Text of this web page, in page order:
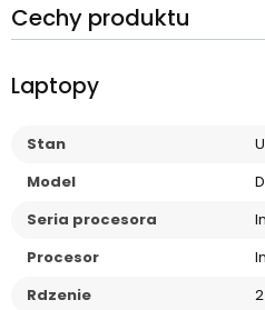
Cechy produktu
Laptopy
Stan
Model
Seria procesora
Procesor
Rdzenie
2